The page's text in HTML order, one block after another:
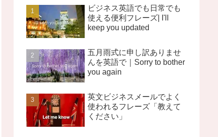
ビジネス英語でも日常でも
使える便利フレーズ| I'll
keep you updated
五月雨式に申し訳ありませ
んを英語で｜Sorry to bother
you again
英文ビジネスメールでよく
使われるフレーズ「教えて
ください」